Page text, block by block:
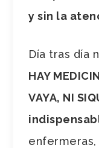
y sin la
Día tras día
HAY
VAYA, NI